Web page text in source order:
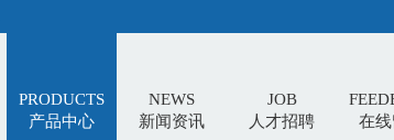
PRODUCTS
产品中心
NEWS
新闻资讯
JOB
人才招聘
在